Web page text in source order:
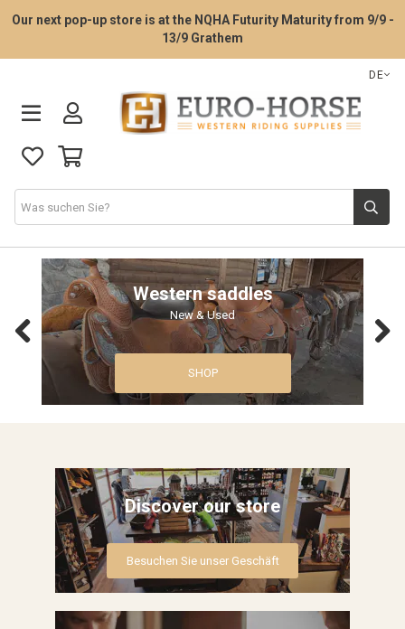
Our next pop-up store is at the NQHA Futurity Maturity from 9/9 -
13/9 Grathem
DE
Sattelanprobe
Westernsättel
Western Tack
Stall
Pflegemittel fürs Pferd
Roping Gear
Outlet
SHOP
Western saddles
New & Used
Previous
Besuchen Sie unser Geschäft
Discover our store